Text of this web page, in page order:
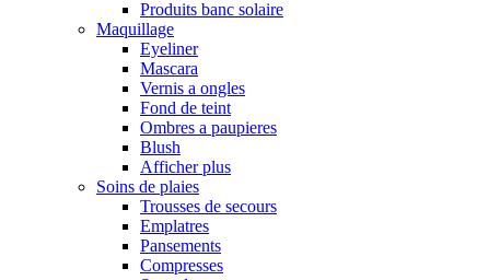
Produits banc solaire
Maquillage
Eyeliner
Mascara
Vernis a ongles
Fond de teint
Ombres a paupieres
Blush
Afficher plus
Soins de plaies
Trousses de secours
Emplatres
Pansements
Compresses